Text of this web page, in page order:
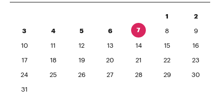
1 2
3 4 5 6 7 8 9
10 11 12 13 14 15 16
17 18 19 20 21 22 23
24 25 26 27 28 29 30
31